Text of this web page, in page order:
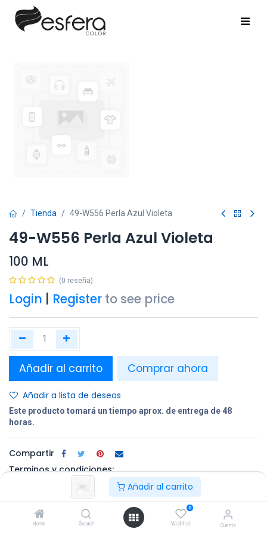
Añadir al carrito
Home Search
0
Wishlist Cuenta
Tienda 49-W556 Perla Azul Violeta
49-W556 Perla Azul Violeta
100 ML
(0 reseña)
Login Register to see price
Añadir al carrito Comprar ahora
Añadir a lista de deseos
Este producto tomará un tiempo aprox. de entrega de 48
horas.
Compartir
Terminos y condiciones:
100% original
Devolución en
un plazo de 30
Entrega
gratuita en